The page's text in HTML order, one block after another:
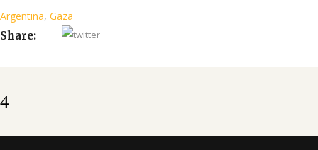
Argentina, Gaza
Share: